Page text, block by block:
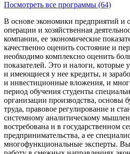
Посмотреть все программы (64)
В основе экономики предприятий и
операции и хозяйственная
компании, ее экономические
качественно оценить состояние и
необходимо комплексно оценить
показателей. Это и налоги, которые
и имеющиеся у нее кредиты, и
и инвестиционные вложения, и
период обучения студенты
организации производства, основы
труда, правовое регулирование и
системному аналитическому
востребована и в государственном
предпринимательства, а ее
многофункциональные эксперты.